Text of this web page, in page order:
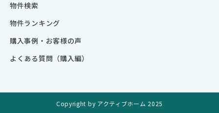
物件検索
物件ランキング
購入事例・お客様の声
よくある質問（購入編）
Copyright by アクティブホーム 2025